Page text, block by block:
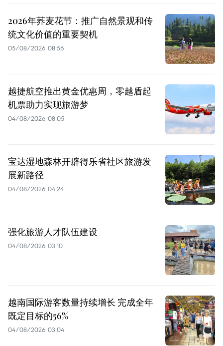
2026年荞麦花节：推广自然景观和传
统文化价值的重要契机
05/08/2026 08:56
越捷航空推出黄金优惠周，零越盾起
机票助力实现旅游梦
04/08/2026 08:05
宝达湿地森林开辟得乐省社区旅游发
展新路径
04/08/2026 04:24
强化旅游人才队伍建设
04/08/2026 03:10
越南国际游客数量持续增长 完成全年
既定目标的56%
04/08/2026 03:04